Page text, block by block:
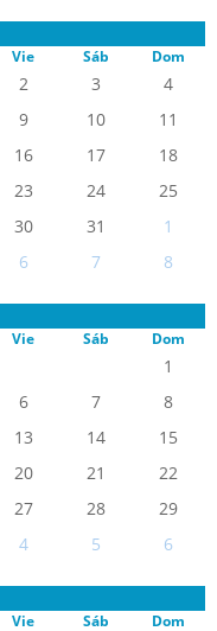
Vie Sáb Dom
2 3
4
9 10
11
16 17
18
23 24
25
30 31
1
6 7 8
Vie Sáb Dom
1
6 7
8
13 14
15
20 21
22
27 28
29
4 5 6
Vie Sáb Dom